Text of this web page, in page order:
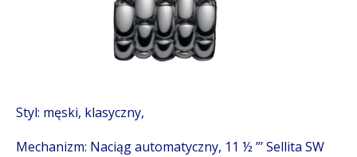
Styl: męski, klasyczny,
Mechanizm: Naciąg automatyczny, 11 ½ ”’ Sellita SW